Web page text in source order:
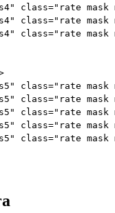
class="rate mask
class="rate mask
class="rate mask
class="rate mask
class="rate mask
class="rate mask
class="rate mask
class="rate mask